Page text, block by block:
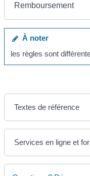
Remboursement
À noter
les règles sont
Textes de référence
Services en ligne et